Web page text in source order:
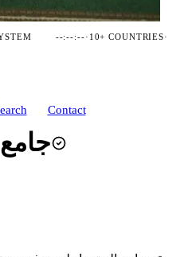
--:--:--· 10+ COUNTRIES·
Contact